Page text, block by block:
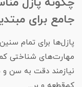
جامع برای
پازل‌ها برای تمام
مهارت‌های شناختی
نیازمند دقت به سن